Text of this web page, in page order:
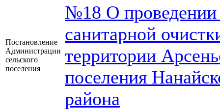
Постановление
Администрации
сельского
поселения
№18 О проведении
санитарной
территории
поселения
района